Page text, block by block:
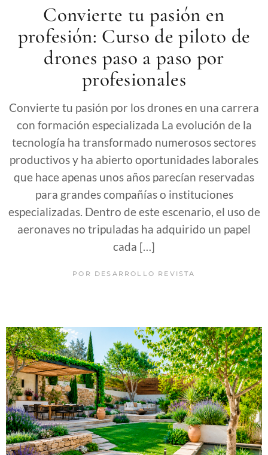
Convierte tu pasión en
profesión: Curso de piloto de
drones paso a paso por
profesionales
Convierte tu pasión por los drones en una carrera
con formación especializada La evolución de la
tecnología ha transformado numerosos sectores
productivos y ha abierto oportunidades laborales
que hace apenas unos años parecían reservadas
para grandes compañías o instituciones
especializadas. Dentro de este escenario, el uso de
aeronaves no tripuladas ha adquirido un papel
cada […]
POR DESARROLLO REVISTA